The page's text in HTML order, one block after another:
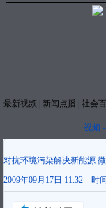
最新视频 新闻点播 社会
视频
对抗环境污染解决新能源
2009年09月17日 11:32
时